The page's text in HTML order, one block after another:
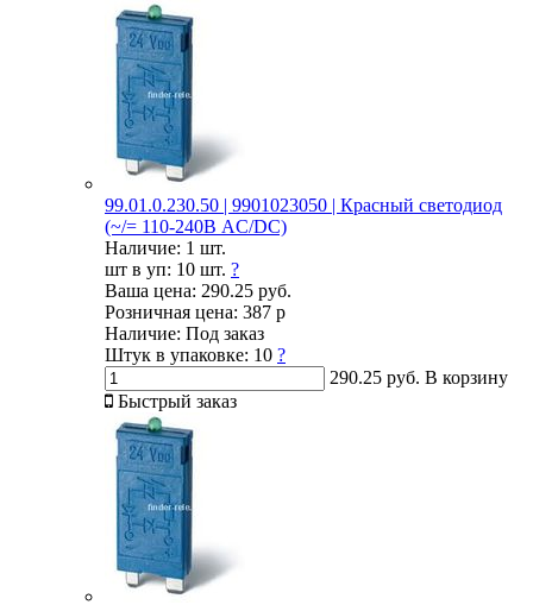
99.01.0.230.50 | 9901023050 | Красный светодиод
(~/= 110-240В AC/DC)
Наличие: 1 шт.
шт в уп: 10 шт. ?
Ваша цена: 290.25 руб.
Розничная цена: 387 р
Наличие: Под заказ
Штук в упаковке: 10 ?
290.25 руб. В корзину
Быстрый заказ